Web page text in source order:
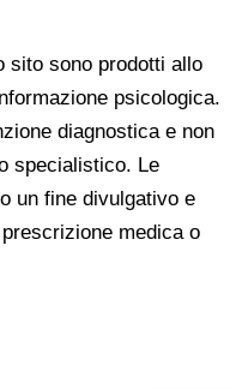
sito sono prodotti allo
psicologica.
diagnostica e non
specialistico. Le
un fine divulgativo e
medica o